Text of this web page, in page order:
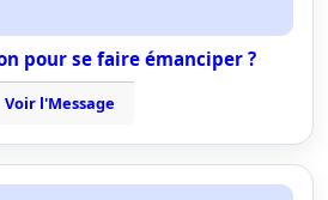
pour se faire émanciper ?
Voir l'Message